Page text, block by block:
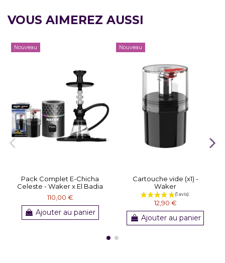
VOUS AIMEREZ AUSSI
Nouveau
Pack Complet E-Chicha
Celeste - Waker x El Badia
110,00 €
Ajouter au panier
Nouveau
Cartouche vide (x1) -
Waker
12,90 €
Ajouter au panier